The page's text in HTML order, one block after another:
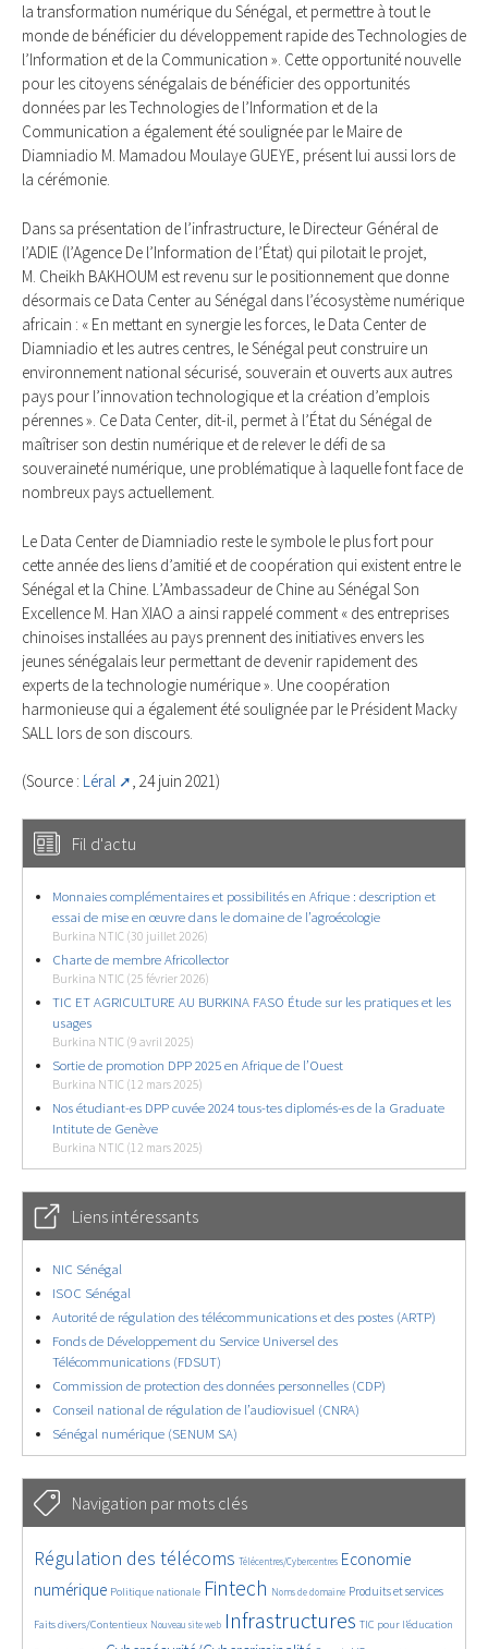
la transformation numérique du Sénégal, et permettre à tout le
monde de bénéficier du développement rapide des Technologies de
l’Information et de la Communication ». Cette opportunité nouvelle
pour les citoyens sénégalais de bénéficier des opportunités
données par les Technologies de l’Information et de la
Communication a également été soulignée par le Maire de
Diamniadio M. Mamadou Moulaye GUEYE, présent lui aussi lors de
la cérémonie.
Dans sa présentation de l’infrastructure, le Directeur Général de
l’ADIE (l’Agence De l’Information de l’État) qui pilotait le projet,
M. Cheikh BAKHOUM est revenu sur le positionnement que donne
désormais ce Data Center au Sénégal dans l’écosystème numérique
africain : « En mettant en synergie les forces, le Data Center de
Diamniadio et les autres centres, le Sénégal peut construire un
environnement national sécurisé, souverain et ouverts aux autres
pays pour l’innovation technologique et la création d’emplois
pérennes ». Ce Data Center, dit-il, permet à l’État du Sénégal de
maîtriser son destin numérique et de relever le défi de sa
souveraineté numérique, une problématique à laquelle font face de
nombreux pays actuellement.
Le Data Center de Diamniadio reste le symbole le plus fort pour
cette année des liens d’amitié et de coopération qui existent entre le
Sénégal et la Chine. L’Ambassadeur de Chine au Sénégal Son
Excellence M. Han XIAO a ainsi rappelé comment « des entreprises
chinoises installées au pays prennent des initiatives envers les
jeunes sénégalais leur permettant de devenir rapidement des
experts de la technologie numérique ». Une coopération
harmonieuse qui a également été soulignée par le Président Macky
SALL lors de son discours.
(Source : Léral , 24 juin 2021)
Fil d'actu
Monnaies complémentaires et possibilités en Afrique : description et
essai de mise en œuvre dans le domaine de l’agroécologie
Burkina NTIC (30 juillet 2026)
Charte de membre Africollector
Burkina NTIC (25 février 2026)
TIC ET AGRICULTURE AU BURKINA FASO Étude sur les pratiques et les
usages
Burkina NTIC (9 avril 2025)
Sortie de promotion DPP 2025 en Afrique de l’Ouest
Burkina NTIC (12 mars 2025)
Nos étudiant-es DPP cuvée 2024 tous-tes diplomés-es de la Graduate
Intitute de Genève
Burkina NTIC (12 mars 2025)
Liens intéressants
NIC Sénégal
ISOC Sénégal
Autorité de régulation des télécommunications et des postes (ARTP)
Fonds de Développement du Service Universel des
Télécommunications (FDSUT)
Commission de protection des données personnelles (CDP)
Conseil national de régulation de l’audiovisuel (CNRA)
Sénégal numérique (SENUM SA)
Navigation par mots clés
4557/5725
Régulation des télécoms
352/5725 Télécentres/Cybercentres
3621/5725
Economie
numérique
1838/5725 Politique nationale
5249/5725 Fintech
628/5725 Noms de domaine
2260/5725 Produits et services
1548/5725
Faits divers/Contentieux Nouveau site web Infrastructures TIC pour l’éducation